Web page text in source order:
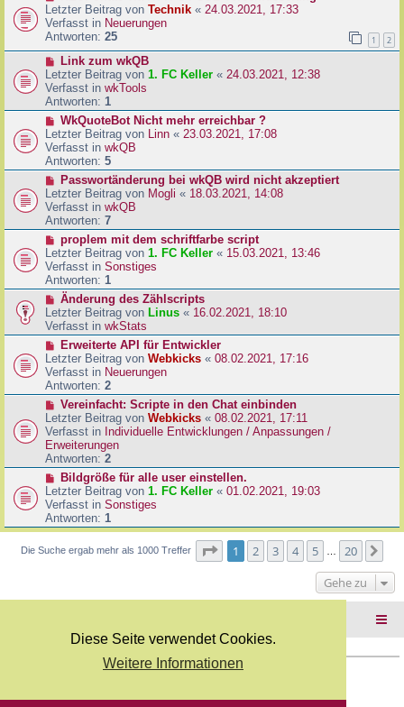
Diese Seite verwendet Cookies.
Weitere Informationen
a
g
B
e
i
t
a
g
e
u
e
r
B
e
i
t
a
g
Letzter Beitrag von Technik « 24.03.2021, 17:33
Verfasst in Neuerungen
Antworten: 25 1 2
N
e
u
e
r
B
e
i
t
a
g
Link zum wkQB
Letzter Beitrag von 1. FC Keller « 24.03.2021, 12:38
Verfasst in wkTools
Antworten: 1
N
e
u
e
r
B
e
i
t
a
g
WkQuoteBot Nicht mehr erreichbar ?
Letzter Beitrag von Linn « 23.03.2021, 17:08
Verfasst in wkQB
Antworten: 5
N
e
u
e
r
B
e
i
t
a
g
Passwortänderung bei wkQB wird nicht akzeptiert
Letzter Beitrag von Mogli « 18.03.2021, 14:08
Verfasst in wkQB
Antworten: 7
N
e
u
e
r
B
e
i
r
a
g
proplem mit dem schriftfarbe script
Letzter Beitrag von 1. FC Keller « 15.03.2021, 13:46
Verfasst in Sonstiges
Antworten: 1
N
e
u
e
r
B
e
i
r
a
g
Änderung des Zählscripts
Letzter Beitrag von Linus « 16.02.2021, 18:10
Verfasst in wkStats
N
e
u
e
r
B
e
i
t
r
a
g
Erweiterte API für Entwickler
Letzter Beitrag von Webkicks « 08.02.2021, 17:16
Verfasst in Neuerungen
Antworten: 2
N
e
u
e
r
B
e
i
t
r
g
Vereinfacht: Scripte in den Chat einbinden
Letzter Beitrag von Webkicks « 08.02.2021, 17:11
Verfasst in Individuelle Entwicklungen / Anpassungen /
Erweiterungen
Antworten: 2
N
e
u
e
r
B
e
r
Bildgröße für alle user einstellen.
Letzter Beitrag von 1. FC Keller « 01.02.2021, 19:03
Verfasst in Sonstiges
Antworten: 1
Die Suche ergab mehr als 1000 Treffer Seite von
1 2 3 4 5 20
Gehe zu
Deutsche Übersetzung durchphpBB.de